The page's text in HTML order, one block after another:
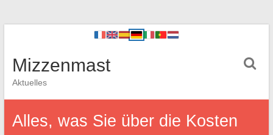
Mizzenmast
Aktuelles
Alles, was Sie über die Kosten